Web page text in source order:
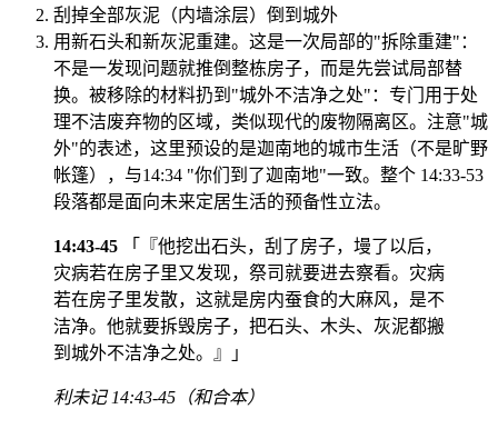
刮掉全部灰泥（内墙涂层）倒到城外
用新石头和新灰泥重建。这是一次局部的"拆除重建"：
不是一发现问题就推倒整栋房子，而是先尝试局部替
换。被移除的材料扔到"城外不洁净之处"：专门用于处
理不洁废弃物的区域，类似现代的废物隔离区。注意"城
外"的表述，这里预设的是迦南地的城市生活（不是旷野
帐篷），与14:34 "你们到了迦南地"一致。整个 14:33-53
段落都是面向未来定居生活的预备性立法。
14:43-45 「『他挖出石头，刮了房子，墁了以后，
灾病若在房子里又发现，祭司就要进去察看。灾病
若在房子里发散，这就是房内蚕食的大麻风，是不
洁净。他就要拆毁房子，把石头、木头、灰泥都搬
到城外不洁净之处。』」
利未记 14:43-45（和合本）